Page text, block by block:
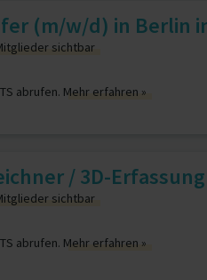
(m/w/d) in Berlin
sichtbar
abrufen. Mehr erfahren »
/ 3D-
sichtbar
abrufen. Mehr erfahren »